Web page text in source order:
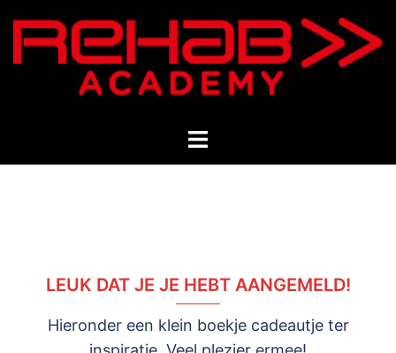
naar
de
Toggle
LEUK DAT JE JE HEBT AANGEMELD!
Hieronder een klein boekje cadeautje ter